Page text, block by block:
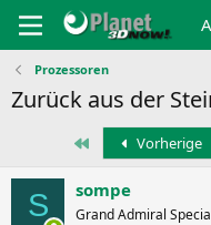
Prozessoren
Zurück aus der
Erste Vorherige
S sompe
Grand Admiral